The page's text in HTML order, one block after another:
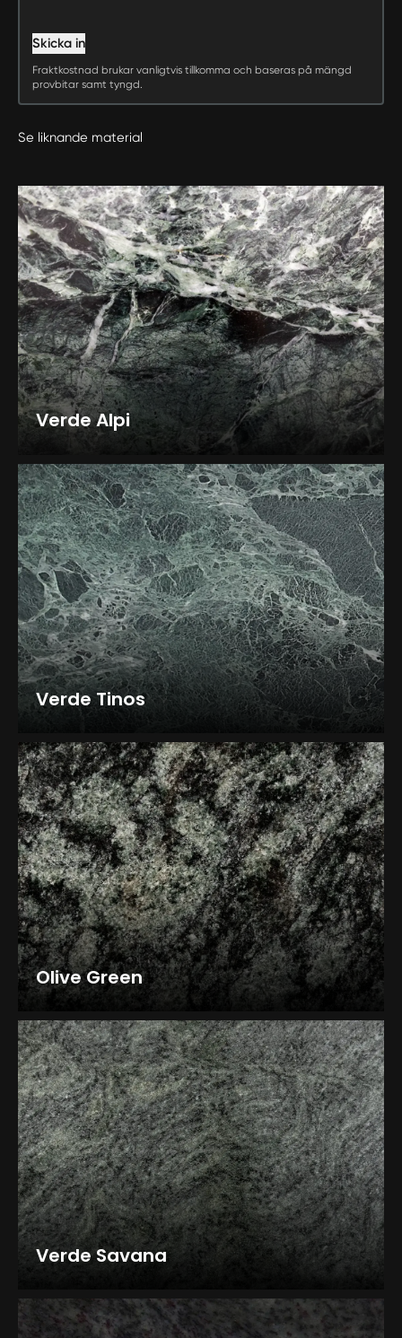
Skicka in
Fraktkostnad brukar vanligtvis tillkomma och baseras på mängd
provbitar samt tyngd.
Se liknande material
Verde Alpi
Verde Tinos
Olive Green
Verde Savana